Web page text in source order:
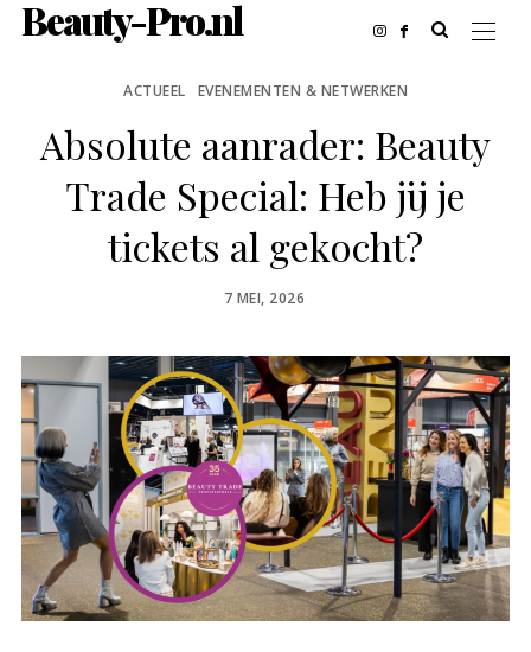
Beauty-Pro.nl
ACTUEEL EVENEMENTEN & NETWERKEN
Absolute aanrader: Beauty
Trade Special: Heb jij je
tickets al gekocht?
POSTED
7 MEI, 2026